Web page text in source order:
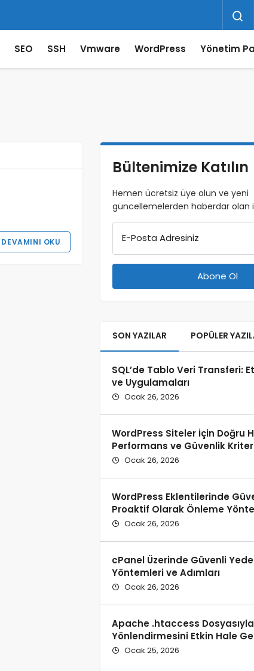
SEO SSH Vmware WordPress Yönetim
DEVAMINI OKU
Bültenimize Katılın
Hemen ücretsiz üye olun ve yeni
güncellemelerden haberdar olan
E-Posta Adresiniz
SON YAZILAR POPÜLER
SQL’de Tablo Veri Transferi:
ve Uygulamaları
Ocak 26, 2026
WordPress Siteler İçin Doğru
Performans ve Güvenlik
Ocak 26, 2026
WordPress Eklentilerinde
Proaktif Olarak Önleme
Ocak 26, 2026
cPanel Üzerinde Güvenli
Yöntemleri ve Adımları
Ocak 26, 2026
Apache .htaccess Dosyasıyla
Yönlendirmesini Etkin Hale
Ocak 25, 2026